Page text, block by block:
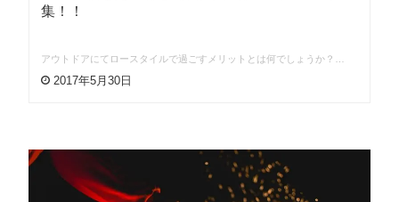
集！！
アウトドアにてロースタイルで過ごすメリットとは何でしょうか？…
2017年5月30日